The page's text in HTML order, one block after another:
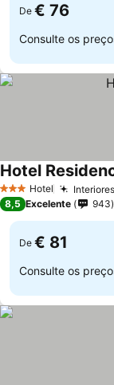
De € 76
Consulte os
3 EstrelasHotel
Hotel
8,5 Excelente 943
De € 81
Consulte os